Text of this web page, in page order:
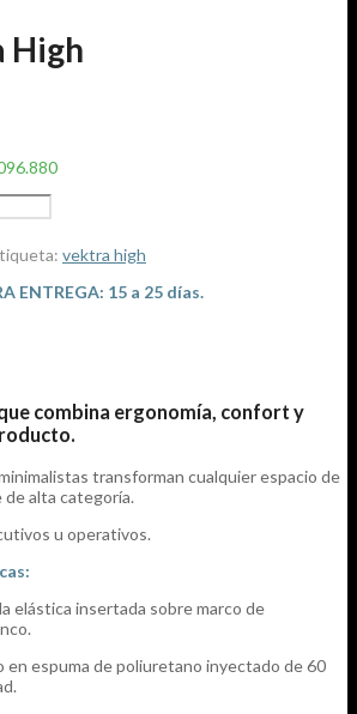
High
vektra high
ENTREGA: 15 a 25 días.
combina ergonomía, confort y
transforman cualquier espacio de
alta categoría.
u operativos.
elástica insertada sobre marco de
en espuma de poliuretano inyectado de 60